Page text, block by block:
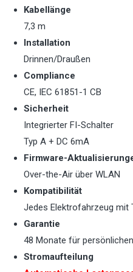
Kabellänge
7,3 m
Installation
Drinnen/Draußen
Compliance
CE, IEC 61851-1 CB
Sicherheit
Integrierter FI-Schalter
Typ A + DC 6mA
Firmware-
Over-the-Air über WLAN
Kompatibilität
Jedes Elektrofahrzeug mit
Garantie
48 Monate für
Stromaufteilung